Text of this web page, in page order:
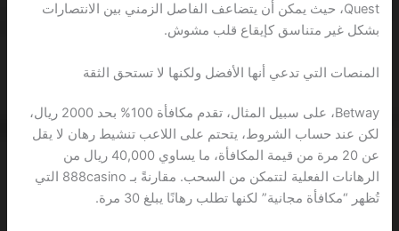
Quest، حيث يمكن أن يتضاعف الفاصل الزمني بين الانتصارات
بشكل غير متناسق كإيقاع قلب مشوش.
المنصات التي تدعي أنها الأفضل ولكنها لا تستحق الثقة
Betway، على سبيل المثال، تقدم مكافأة 100% بحد 2000 ريال،
لكن عند حساب الشروط، يتحتم على اللاعب تنشيط رهان لا يقل
عن 20 مرة من قيمة المكافأة، ما يساوي 40,000 ريال من
الرهانات الفعلية لتتمكن من السحب. مقارنةً بـ 888casino التي
تُظهر “مكافأة مجانية” لكنها تطلب رهانًا يبلغ 30 مرة.